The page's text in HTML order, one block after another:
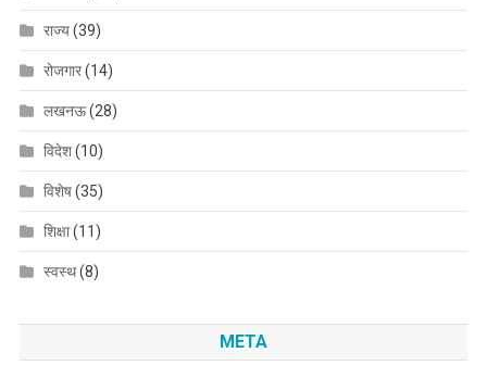
राज्य(39)
रोजगार(14)
लखनऊ(28)
विदेश(10)
विशेष(35)
शिक्षा(11)
स्वस्थ(8)
META